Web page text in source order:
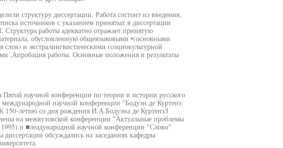
структуру диссертации. Работа состоит из введения,
источников с указанием принятых в диссертации
работы адекватно отражает принятую
обусловленную общеязыковыми •(основными
слов) и экстралингвистическими (социокультурной
.Апробация работы. Основные положения и результаты
Пятой научной конференции по теории и истории русского
научной конференции "Бодуэн де Куртенэ:
150-летию со дня рождения И.А.Бодуэна де КуртензЗ
на межвузовской конференции "Актуальные проблемы
и ■леадународной научной конференции "Слово"
обсуждались на заседаниях кафедры